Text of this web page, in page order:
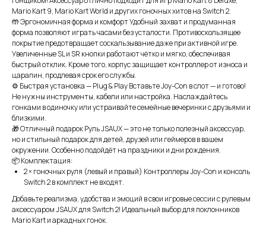
Mario Kart 9, Mario Kart World и других гоночных хитов на Switch 2.
🤲 Эргономичная форма и комфорт Удобный захват и продуманная
форма позволяют играть часами без усталости. Противоскользящее
покрытие предотвращает соскальзывание даже при активной игре.
Увеличенные SL и SR кнопки работают чётко и мягко, обеспечивая
быстрый отклик. Кроме того, корпус защищает контроллер от износа и
царапин, продлевая срок его службы.
⚙️ Быстрая установка — Plug & Play Вставьте Joy-Con в слот — и готово!
Не нужны инструменты, кабели или настройка. Наслаждайтесь
гонками в одиночку или устраивайте семейные вечеринки с друзьями и
близкими.
🎁 Отличный подарок Руль JSAUX — это не только полезный аксессуар,
но и стильный подарок для детей, друзей или геймеров в вашем
окружении. Особенно подойдёт на праздники и дни рождения.
📦 Комплектация:
2 × гоночных руля (левый и правый) Контроллеры Joy-Con и консоль
Switch 2 в комплект не входят.
Добавьте реализма, удобства и эмоций в свои игровые сессии с рулевым
аксессуаром JSAUX для Switch 2! Идеальный выбор для поклонников
Mario Kart и аркадных гонок.
ИП XRTech
ИИК: KZ95722S000007569370